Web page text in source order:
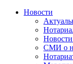
Новости
СМИ о